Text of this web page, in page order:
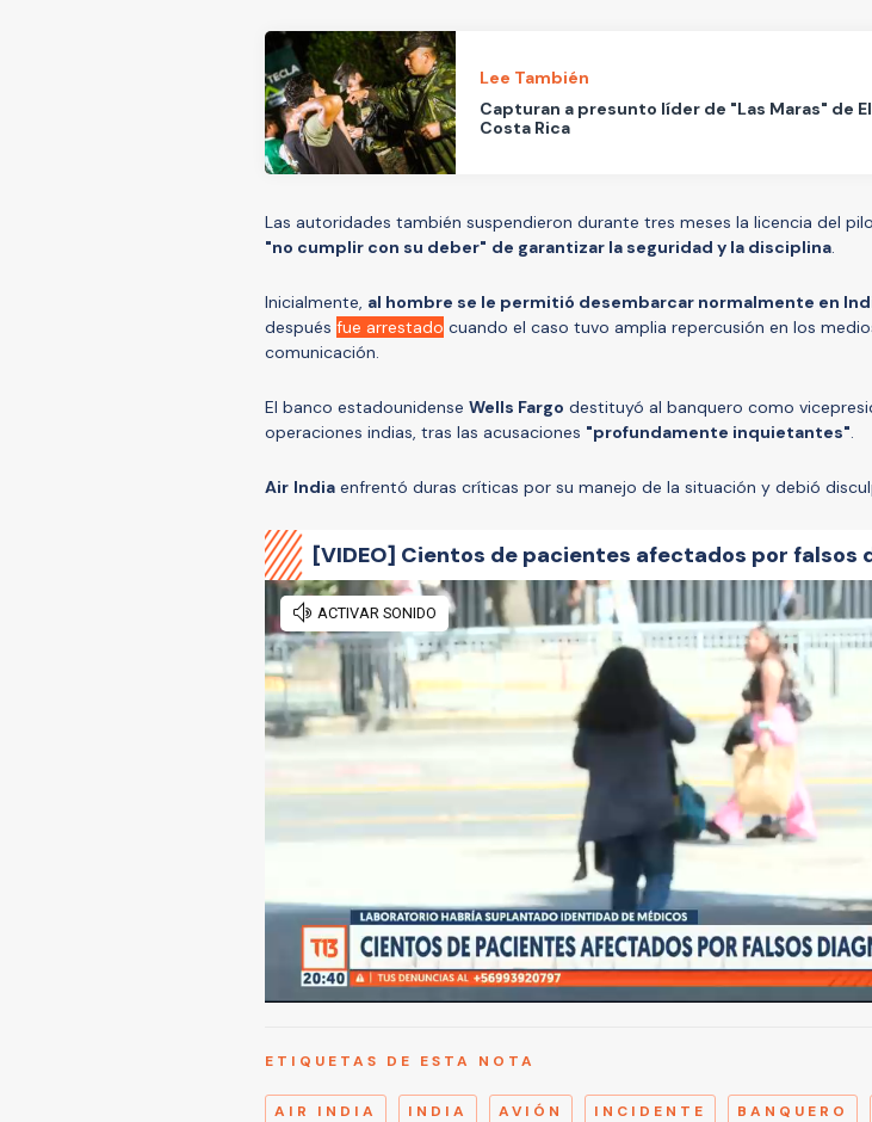
Lee También
Capturan a presunto líder de "Las Maras" de
Costa Rica
Las autoridades también suspendieron durante tres meses la licencia del
"no cumplir con su deber" de garantizar la seguridad y la disciplina.
Inicialmente, al hombre se le permitió desembarcar normalmente en
después fue arrestado cuando el caso tuvo amplia repercusión en los
comunicación.
El banco estadounidense Wells Fargo destituyó al banquero como
operaciones indias, tras las acusaciones "profundamente inquietantes".
Air India enfrentó duras críticas por su manejo de la situación y debió
[VIDEO] Cientos de pacientes afectados por falsos
ETIQUETAS DE ESTA NOTA
AIR INDIA INDIA AVIÓN INCIDENTE BANQUERO